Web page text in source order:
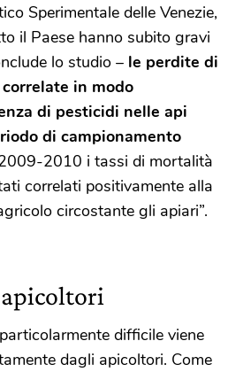
Sperimentale delle Venezie,
il Paese hanno subito gravi
lo studio – le perdite di
in modo
di pesticidi nelle api
di campionamento
2010 i tassi di mortalità
correlati positivamente alla
circostante gli apiari”.
difficile viene
dagli apicoltori. Come